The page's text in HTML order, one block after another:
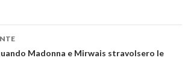
Madonna e Mirwais stravolsero le